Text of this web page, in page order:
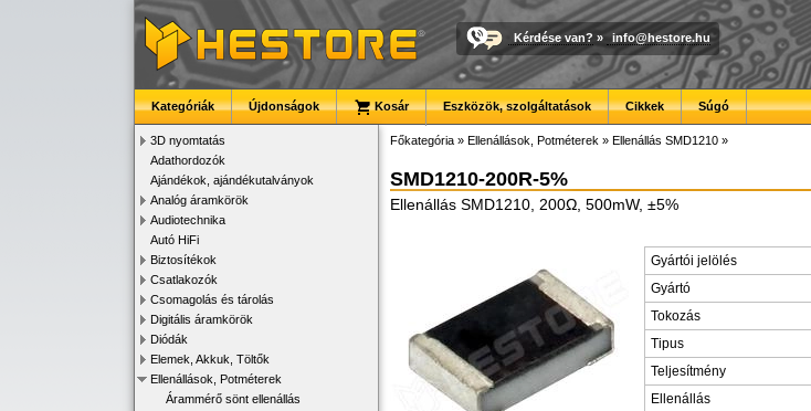
Kérdése van? » info@hestore.hu
Kategóriák Újdonságok Kosár Eszközök, szolgáltatások Cikkek Súgó
3D nyomtatás
Adathordozók
Ajándékok, ajándékutalványok
Analóg áramkörök
Audiotechnika
Autó HiFi
Biztosítékok
Csatlakozók
Csomagolás és tárolás
Digitális áramkörök
Diódák
Elemek, Akkuk, Töltők
Ellenállások, Potméterek
Árammérő sönt ellenállás
Főkategória » Ellenállások, Potméterek » Ellenállás SMD1210 »
SMD1210-200R-5%
Ellenállás SMD1210, 200Ω, 500mW, ±5%
Gyártói jelölés
Gyártó
Tokozás
Tipus
Teljesítmény
Ellenállás